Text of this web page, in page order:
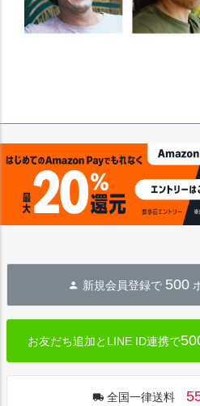
新規会員登録で 500
お友だち追加とLINE ID連携で
全国一律送料